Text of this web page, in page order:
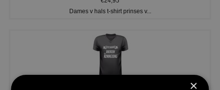
Dames v hals t-shirt prinses v...
×